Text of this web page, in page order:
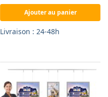
Ajouter au panier
Livraison : 24-48h